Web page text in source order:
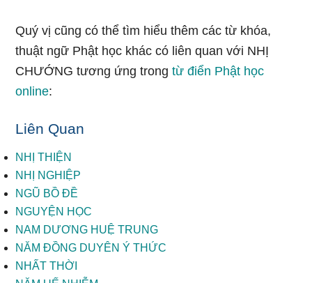
Quý vị cũng có thể tìm hiểu thêm các từ khóa,
thuật ngữ Phật học khác có liên quan với NHỊ
CHƯỚNG tương ứng trongtừ điển Phật học
online:
Liên Quan
NHỊ THIỆN
NHỊ NGHIỆP
NGŨ BỒ ĐỀ
NGUYỆN HỌC
NAM DƯƠNG HUỆ TRUNG
NĂM ĐỒNG DUYÊN Ý THỨC
NHẤT THỜI